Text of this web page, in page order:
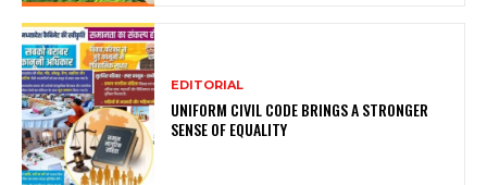
EDITORIAL
UNIFORM CIVIL CODE BRINGS A STRONGER
SENSE OF EQUALITY